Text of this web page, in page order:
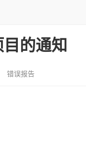
的通知
错误报告